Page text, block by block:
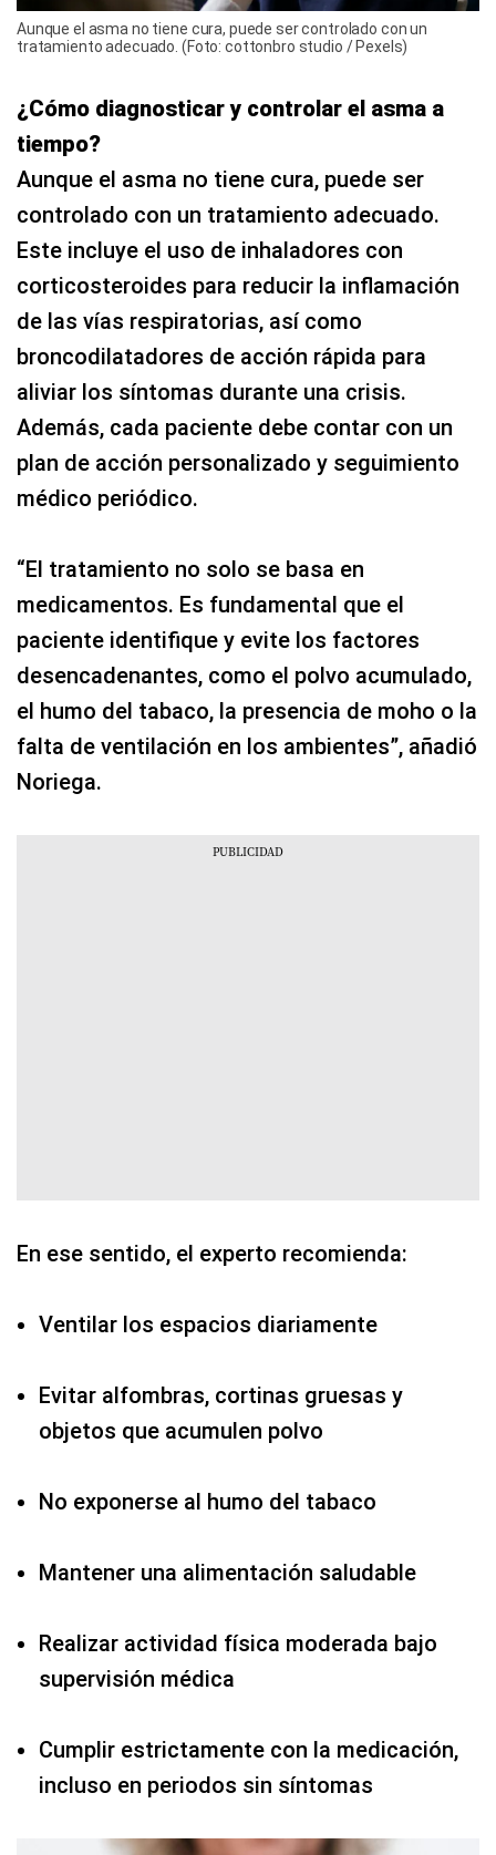
Aunque el asma no tiene cura, puede ser controlado con un
tratamiento adecuado. (Foto: cottonbro studio / Pexels)
¿Cómo diagnosticar y controlar el asma a
tiempo?
Aunque el asma no tiene cura, puede ser
controlado con un tratamiento adecuado.
Este incluye el uso de inhaladores con
corticosteroides para reducir la inflamación
de las vías respiratorias, así como
broncodilatadores de acción rápida para
aliviar los síntomas durante una crisis.
Además, cada paciente debe contar con un
plan de acción personalizado y seguimiento
médico periódico.
“El tratamiento no solo se basa en
medicamentos. Es fundamental que el
paciente identifique y evite los factores
desencadenantes, como el polvo acumulado,
el humo del tabaco, la presencia de moho o la
falta de ventilación en los ambientes”, añadió
Noriega.
En ese sentido, el experto recomienda:
Ventilar los espacios diariamente
Evitar alfombras, cortinas gruesas y
objetos que acumulen polvo
No exponerse al humo del tabaco
Mantener una alimentación saludable
Realizar actividad física moderada bajo
supervisión médica
Cumplir estrictamente con la medicación,
incluso en periodos sin síntomas